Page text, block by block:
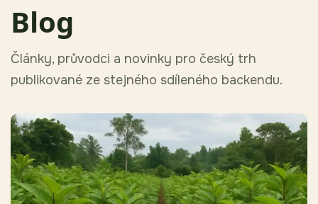
Blog
Články, průvodci a novinky pro český trh
publikované ze stejného sdíleného backendu.